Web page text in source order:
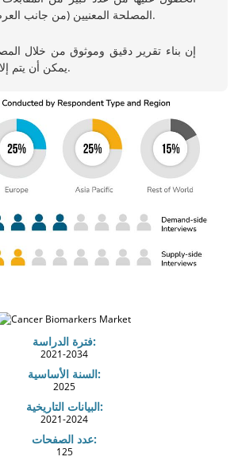
المصلحة المعنيين (من جانب العرض ومن جانب الطلب).
إن بناء تقرير دقيق وموثوق من خلال
يمكن أن يتم إلا في إطار زمني أطول.
فترة الدراسة:
2021-2034
السنة الأساسية:
2025
البيانات التاريخية:
2021-2024
عدد الصفحات:
125